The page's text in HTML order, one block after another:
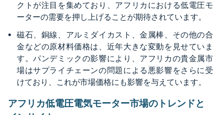
クトが注目を集めており、アフリカにおける低電圧モ
ーターの需要を押し上げることが期待されています。
磁石、銅線、アルミダイカスト、金属棒、その他の合
金などの原材料価格は、近年大きな変動を見せていま
す。パンデミックの影響により、アフリカの貴金属市
場はサプライチェーンの問題による悪影響をさらに受
けており、これが市場価格にも影響を与えています。
アフリカ低電圧電気モーター市場のトレンドと